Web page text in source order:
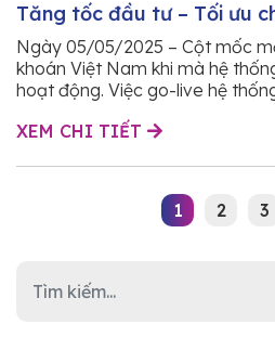
Tăng tốc đầu tư – Tối ưu
Ngày 05/05/2025 – Cột mốc
khoán Việt Nam khi mà hệ
hoạt động. Việc go-live hệ
XEM CHI TIẾT
1 2 3